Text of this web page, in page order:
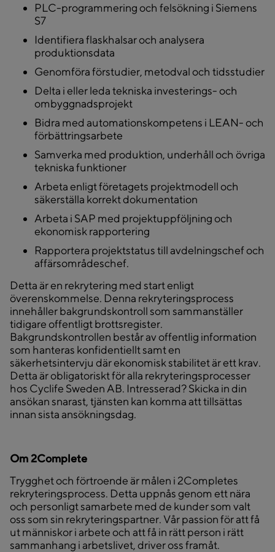
PLC-programmering och felsökning i Siemens
S7
Identifiera flaskhalsar och analysera
produktionsdata
Genomföra förstudier, metodval och tidsstudier
Delta i eller leda tekniska investerings- och
ombyggnadsprojekt
Bidra med automationskompetens i LEAN- och
förbättringsarbete
Samverka med produktion, underhåll och övriga
tekniska funktioner
Arbeta enligt företagets projektmodell och
säkerställa korrekt dokumentation
Arbeta i SAP med projektuppföljning och
ekonomisk rapportering
Rapportera projektstatus till avdelningschef och
affärsområdeschef.
Detta är en rekrytering med start enligt
överenskommelse. Denna rekryteringsprocess
innehåller bakgrundskontroll som sammanställer
tidigare offentligt brottsregister.
Bakgrundskontrollen består av offentlig information
som hanteras konfidentiellt samt en
säkerhetsintervju där ekonomisk stabilitet är ett krav.
Detta är obligatoriskt för alla rekryteringsprocesser
hos Cyclife Sweden AB. Intresserad? Skicka in din
ansökan snarast, tjänsten kan komma att tillsättas
innan sista ansökningsdag.
Om 2Complete
Trygghet och förtroende är målen i 2Completes
rekryteringsprocess. Detta uppnås genom ett nära
och personligt samarbete med de kunder som valt
oss som sin rekryteringspartner. Vår passion för att få
ut människor i arbete och att få in rätt person i rätt
sammanhang i arbetslivet, driver oss framåt.